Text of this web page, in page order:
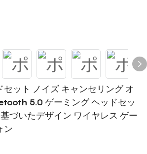
セット ノイズ キャンセリング オ
5.0 ゲーミング ヘッドセッ
づいたデザイン ワイヤレス ゲー
ン